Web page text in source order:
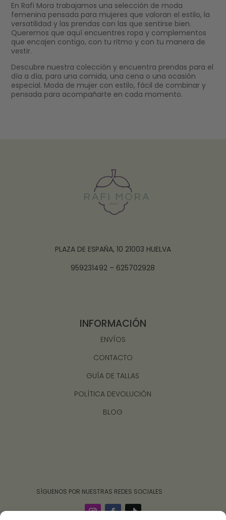
En Rafi Mora trabajamos una selección de moda
femenina pensada para mujeres que valoran el estilo, la
versatilidad y las prendas con las que sentirse bien.
Queremos que aquí encuentres ropa y complementos
que encajen contigo, con tu ritmo y con tu manera de
vestir.
Descubre nuestra colección y encuentra prendas para el
día a día, para una comida, una cena o una ocasión
especial. Moda de mujer con estilo, fácil de combinar y
pensada para acompañarte en cada momento.
PLAZA DE ESPAÑA, 10 21003 HUELVA
959231492 – 625702928
INFORMACIÓN
ENVÍOS
CONTACTO
GUÍA DE TALLAS
POLÍTICA DEVOLUCIÓN
BLOG
‎ ‎ ‎ ‎ ‎ ‎‎ ‎ SÍGUENOS POR NUESTRAS REDES SOCIALES